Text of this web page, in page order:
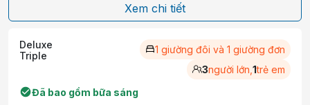
Xem chi tiết
Deluxe
Triple
1 giường đôi và 1 giường đơn
3người lớn, 1trẻ em
Đã bao gồm bữa sáng